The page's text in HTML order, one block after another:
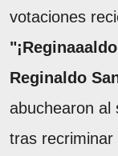
votaciones
Reginaldo
abuchearon al
tras recriminar